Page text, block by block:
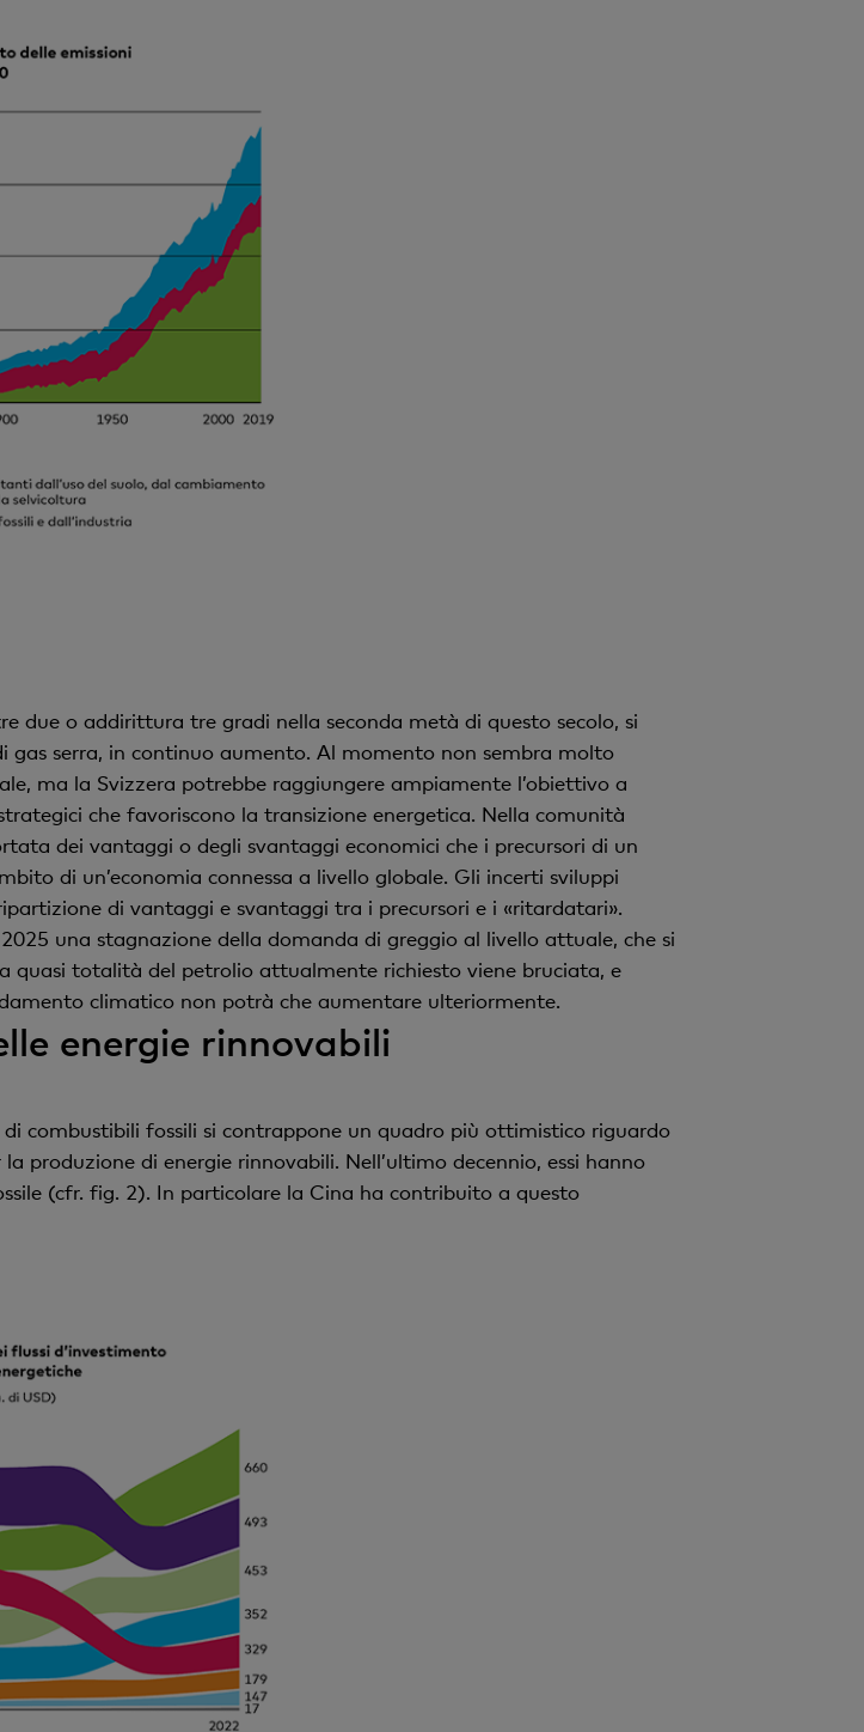
due o addirittura tre gradi nella seconda metà di questo secolo, si
gas serra, in continuo aumento. Al momento non sembra molto
ma la Svizzera potrebbe raggiungere ampiamente l’obiettivo a
che favoriscono la transizione energetica. Nella comunità
dei vantaggi o degli svantaggi economici che i precursori di un
di un’economia connessa a livello globale. Gli incerti sviluppi
di vantaggi e svantaggi tra i precursori e i «ritardatari».
una stagnazione della domanda di greggio al livello attuale, che si
quasi totalità del petrolio attualmente richiesto viene bruciata, e
climatico non potrà che aumentare ulteriormente.
energie rinnovabili
combustibili fossili si contrappone un quadro più ottimistico riguardo
produzione di energie rinnovabili. Nell’ultimo decennio, essi hanno
(cfr. fig. 2). In particolare la Cina ha contribuito a questo